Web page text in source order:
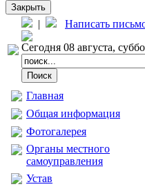
Закрыть
| Написать
Сегодня 08 августа,
Главная
Общая информация
Фотогалерея
Органы местного
самоуправления
Устав